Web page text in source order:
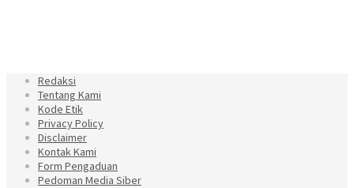
Redaksi
Tentang Kami
Kode Etik
Privacy Policy
Disclaimer
Kontak Kami
Form Pengaduan
Pedoman Media Siber